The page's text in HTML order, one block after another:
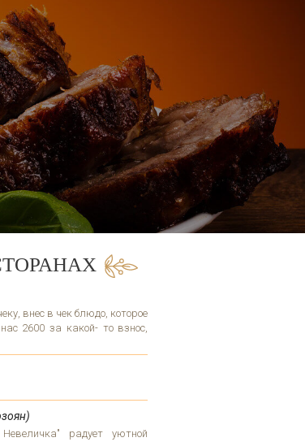
внес в чек блюдо, которое
2600 за какой- то взнос,
радует уютной